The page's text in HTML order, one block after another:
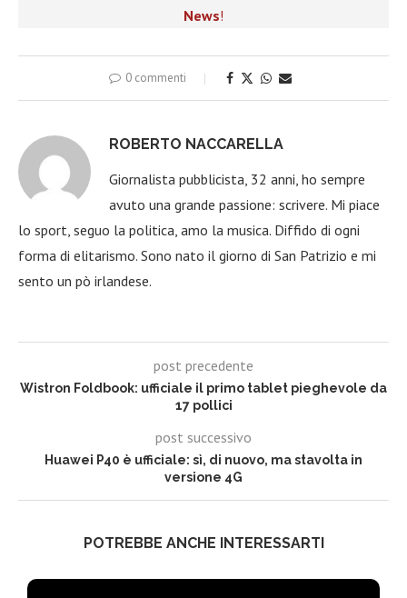
News!
0 commenti
ROBERTO NACCARELLA
Giornalista pubblicista, 32 anni, ho sempre
avuto una grande passione: scrivere. Mi piace
lo sport, seguo la politica, amo la musica. Diffido di ogni
forma di elitarismo. Sono nato il giorno di San Patrizio e mi
sento un pò irlandese.
post precedente
Wistron Foldbook: ufficiale il primo tablet pieghevole da
17 pollici
post successivo
Huawei P40 è ufficiale: sì, di nuovo, ma stavolta in
versione 4G
POTREBBE ANCHE INTERESSARTI